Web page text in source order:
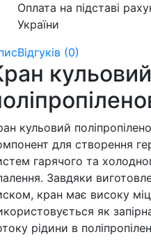
Оплата на підставі
України
Відгуків (0)
кульовий
кульовий
для створення
гарячого та
Завдяки
кран має високу
як
рідини в